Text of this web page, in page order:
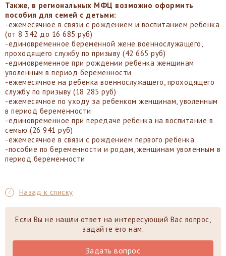
Также, в региональных МФЦ возможно оформить
пособия для семей с детьми:
-ежемесячное в связи с рождением и воспитанием ребёнка
(от 8 342 до 16 685 руб)
-единовременное беременной жене военнослужащего,
проходящего службу по призыву (42 665 руб)
-единовременное при рождении ребенка женщинам
уволенным в период беременности
-ежемесячное на ребенка военнослужащего, проходящего
службу по призыву (18 285 руб)
-ежемесячное по уходу за ребенком женщинам, уволенным
в период беременности
-единовременное при передаче ребенка на воспитание в
семью (26 941 руб)
-ежемесячное в связи с рождением первого ребенка
-пособие по беременности и родам, женщинам уволенным в
период беременности
Назад к списку
Если Вы не нашли ответ на интересующий Вас вопрос,
задайте его нам.
Задать вопрос